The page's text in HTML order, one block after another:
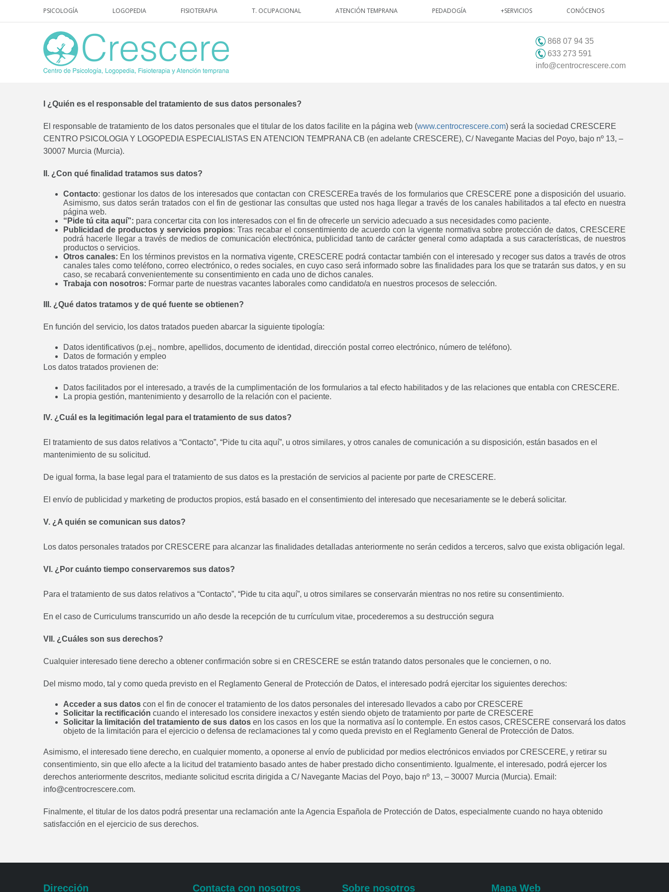
PSICOLOGÍA LOGOPEDIA FISIOTERAPIA T. OCUPACIONAL ATENCIÓN TEMPRANA PEDADOGÍA +SERVICIOS CONÓCENOS
868 07 94 35
633 273 591
info@centrocrescere.com
I ¿Quién es el responsable del tratamiento de sus datos personales?
El responsable de tratamiento de los datos personales que el titular de los datos facilite en la página web (www.centrocrescere.com) será la sociedad CRESCERE
CENTRO PSICOLOGIA Y LOGOPEDIA ESPECIALISTAS EN ATENCION TEMPRANA CB (en adelante CRESCERE), C/ Navegante Macias del Poyo, bajo nº 13, –
30007 Murcia (Murcia).
II. ¿Con qué finalidad tratamos sus datos?
Contacto: gestionar los datos de los interesados que contactan con CRESCEREa través de los formularios que CRESCERE pone a disposición del usuario.
Asimismo, sus datos serán tratados con el fin de gestionar las consultas que usted nos haga llegar a través de los canales habilitados a tal efecto en nuestra
página web.
“Pide tú cita aquí”: para concertar cita con los interesados con el fin de ofrecerle un servicio adecuado a sus necesidades como paciente.
Publicidad de productos y servicios propios: Tras recabar el consentimiento de acuerdo con la vigente normativa sobre protección de datos, CRESCERE
podrá hacerle llegar a través de medios de comunicación electrónica, publicidad tanto de carácter general como adaptada a sus características, de nuestros
productos o servicios.
Otros canales: En los términos previstos en la normativa vigente, CRESCERE podrá contactar también con el interesado y recoger sus datos a través de otros
canales tales como teléfono, correo electrónico, o redes sociales, en cuyo caso será informado sobre las finalidades para los que se tratarán sus datos, y en su
caso, se recabará convenientemente su consentimiento en cada uno de dichos canales.
Trabaja con nosotros: Formar parte de nuestras vacantes laborales como candidato/a en nuestros procesos de selección.
III. ¿Qué datos tratamos y de qué fuente se obtienen?
En función del servicio, los datos tratados pueden abarcar la siguiente tipología:
Datos identificativos (p.ej., nombre, apellidos, documento de identidad, dirección postal correo electrónico, número de teléfono).
Datos de formación y empleo
Los datos tratados provienen de:
Datos facilitados por el interesado, a través de la cumplimentación de los formularios a tal efecto habilitados y de las relaciones que entabla con CRESCERE.
La propia gestión, mantenimiento y desarrollo de la relación con el paciente.
IV. ¿Cuál es la legitimación legal para el tratamiento de sus datos?
El tratamiento de sus datos relativos a “Contacto”, “Pide tu cita aquí”, u otros similares, y otros canales de comunicación a su disposición, están basados en el
mantenimiento de su solicitud.
De igual forma, la base legal para el tratamiento de sus datos es la prestación de servicios al paciente por parte de CRESCERE.
El envío de publicidad y marketing de productos propios, está basado en el consentimiento del interesado que necesariamente se le deberá solicitar.
V. ¿A quién se comunican sus datos?
Los datos personales tratados por CRESCERE para alcanzar las finalidades detalladas anteriormente no serán cedidos a terceros, salvo que exista obligación legal.
VI. ¿Por cuánto tiempo conservaremos sus datos?
Para el tratamiento de sus datos relativos a “Contacto”, “Pide tu cita aquí”, u otros similares se conservarán mientras no nos retire su consentimiento.
En el caso de Curriculums transcurrido un año desde la recepción de tu currículum vitae, procederemos a su destrucción segura
VII. ¿Cuáles son sus derechos?
Cualquier interesado tiene derecho a obtener confirmación sobre si en CRESCERE se están tratando datos personales que le conciernen, o no.
Del mismo modo, tal y como queda previsto en el Reglamento General de Protección de Datos, el interesado podrá ejercitar los siguientes derechos:
Acceder a sus datos con el fin de conocer el tratamiento de los datos personales del interesado llevados a cabo por CRESCERE
Solicitar la rectificación cuando el interesado los considere inexactos y estén siendo objeto de tratamiento por parte de CRESCERE
Solicitar la limitación del tratamiento de sus datos en los casos en los que la normativa así lo contemple. En estos casos, CRESCERE conservará los datos
objeto de la limitación para el ejercicio o defensa de reclamaciones tal y como queda previsto en el Reglamento General de Protección de Datos.
Asimismo, el interesado tiene derecho, en cualquier momento, a oponerse al envío de publicidad por medios electrónicos enviados por CRESCERE, y retirar su
consentimiento, sin que ello afecte a la licitud del tratamiento basado antes de haber prestado dicho consentimiento. Igualmente, el interesado, podrá ejercer los
derechos anteriormente descritos, mediante solicitud escrita dirigida a C/ Navegante Macias del Poyo, bajo nº 13, – 30007 Murcia (Murcia). Email:
info@centrocrescere.com.
Finalmente, el titular de los datos podrá presentar una reclamación ante la Agencia Española de Protección de Datos, especialmente cuando no haya obtenido
satisfacción en el ejercicio de sus derechos.
Dirección Contacta con nosotros Sobre nosotros Mapa Web